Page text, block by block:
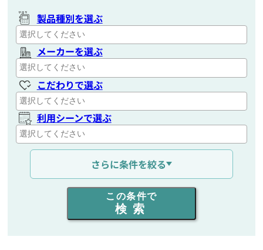
製品種別を選ぶ
メーカーを選ぶ
こだわりで選ぶ
利用シーンで選ぶ
通信距離を選ぶ
出力を選ぶ
同時通話人数を選ぶ
さらに条件を絞る
この条件で
検索